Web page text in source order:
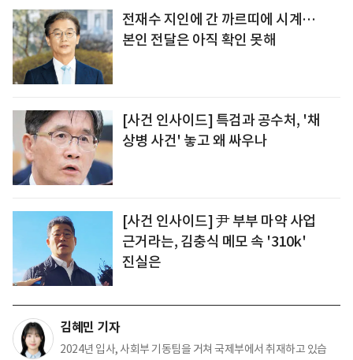
전재수 지인에 간 까르띠에 시계…
본인 전달은 아직 확인 못해
[사건 인사이드] 특검과 공수처, '채
상병 사건' 놓고 왜 싸우나
[사건 인사이드] 尹 부부 마약 사업
근거라는, 김충식 메모 속 '310k'
진실은
김혜민 기자
2024년 입사, 사회부 기동팀을 거쳐 국제부에서 취재하고 있습